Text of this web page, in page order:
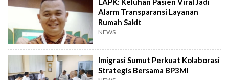
Alarm Transparansi Layanan
Rumah Sakit
NEWS
Imigrasi Sumut Perkuat Kolaborasi
Strategis Bersama BP3MI